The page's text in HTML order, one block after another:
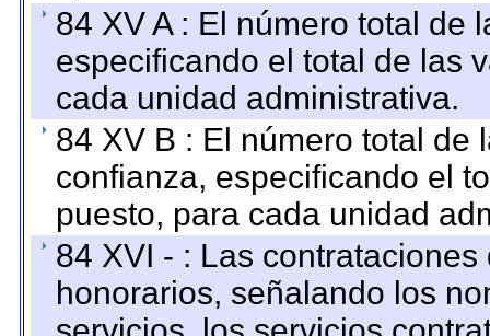
84 XV A : El número total de
especificando el total de las
cada unidad administrativa.
84 XV B : El número total de
confianza, especificando el
puesto, para cada unidad
84 XVI - : Las
honorarios, señalando los